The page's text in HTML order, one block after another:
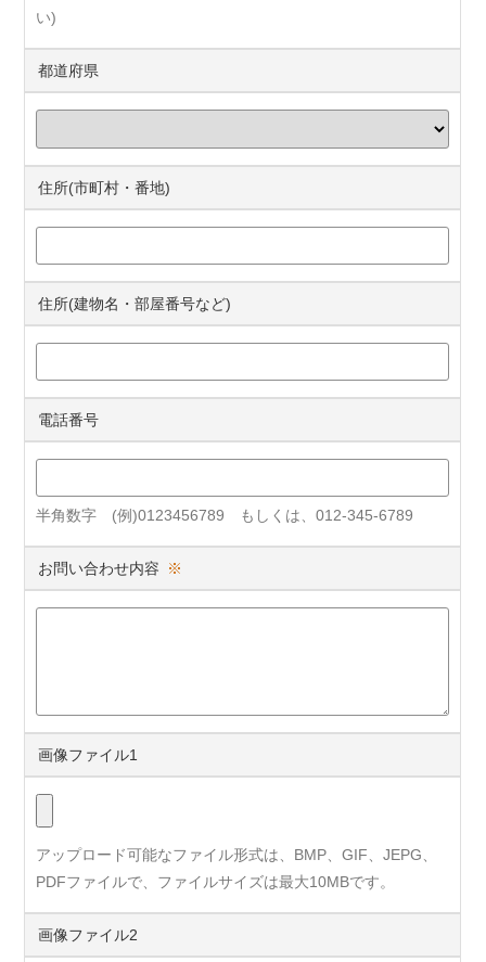
い)
都道府県
住所(市町村・番地)
住所(建物名・部屋番号など)
電話番号
半角数字 (例)0123456789 もしくは、012-345-6789
お問い合わせ内容 ※
画像ファイル1
アップロード可能なファイル形式は、BMP、GIF、JEPG、
PDFファイルで、ファイルサイズは最大10MBです。
画像ファイル2